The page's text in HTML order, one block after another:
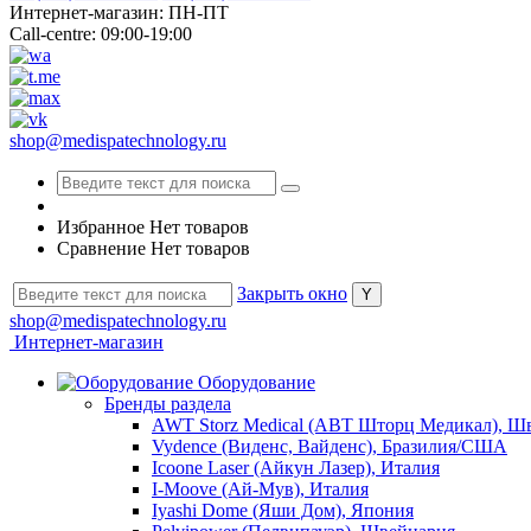
Интернет-магазин: ПН-ПТ
Call-centre: 09:00-19:00
shop@medispatechnology.ru
Избранное Нет товаров
Сравнение Нет товаров
Закрыть окно
shop@medispatechnology.ru
Интернет-магазин
Оборудование
Бренды раздела
AWT Storz Medical (АВТ Шторц Медикал),
Vydence (Виденс, Вайденс), Бразилия/США
Icoone Laser (Айкун Лазер), Италия
I-Moove (Ай-Мув), Италия
Iyashi Dome (Яши Дом), Япония